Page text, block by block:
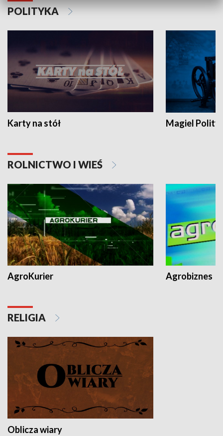
POLITYKA
Karty na stół Magiel
ROLNICTWO I WIEŚ
AgroKurier Agrobiznes
RELIGIA
Oblicza wiary